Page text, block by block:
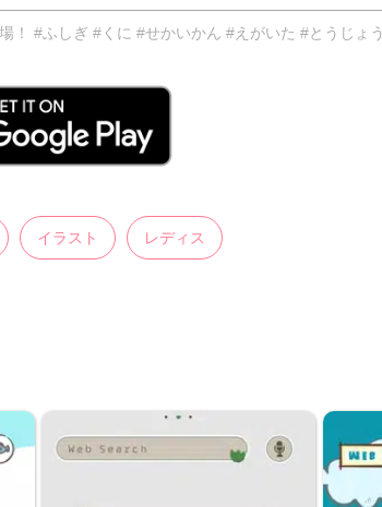
！ #ふしぎ #くに #せかいかん #えがいた #とうじょう
イラスト レディス